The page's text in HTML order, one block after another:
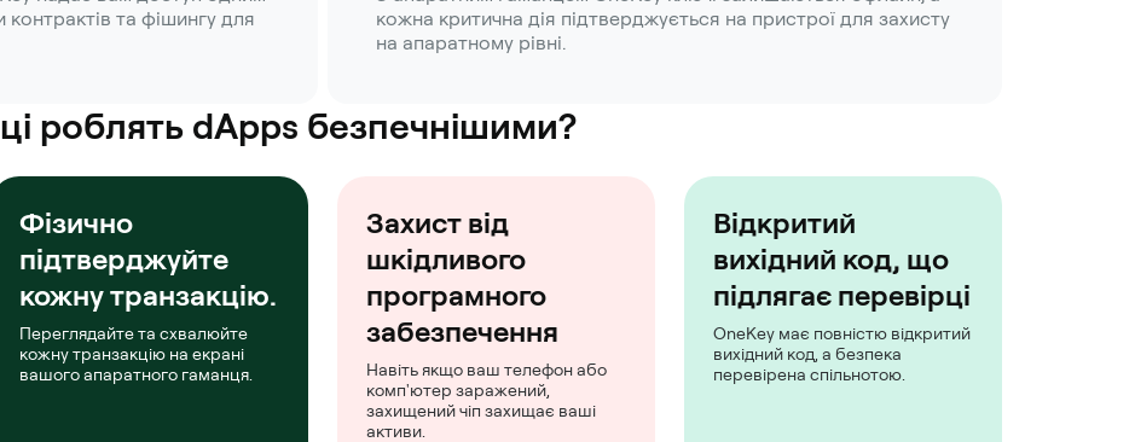
та фішингу для
кожна критична дія підтверджується на пристрої для захисту
на апаратному рівні.
роблять dApps безпечнішими?
Фізично
підтверджуйте
кожну транзакцію.
Переглядайте та схвалюйте
кожну транзакцію на екрані
вашого апаратного гаманця.
Захист від
шкідливого
програмного
забезпечення
Навіть якщо ваш телефон або
комп'ютер заражений,
захищений чіп захищає ваші
активи.
Відкритий
вихідний код, що
підлягає перевірці
OneKey має повністю відкритий
вихідний код, а безпека
перевірена спільнотою.